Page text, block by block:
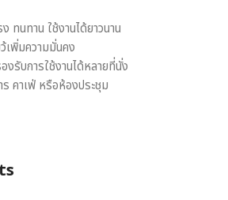
นทาน ใช้งานได้ยาวนาน
เพิ่มความมั่นคง
รับการใช้งานได้หลายที่นั่ง
คาเฟ่ หรือห้องประชุม